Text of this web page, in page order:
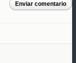
Enviar comentario